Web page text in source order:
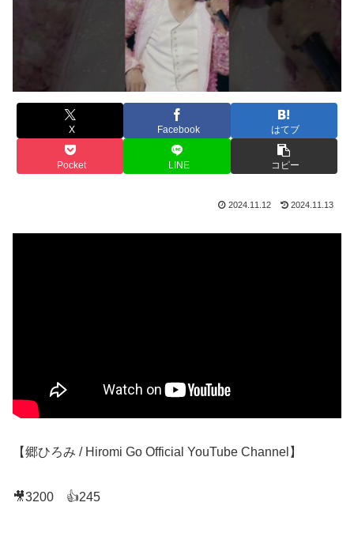
X Facebook はてブ
Pocket LINE コピー
2024.11.12 2024.11.13
【郷ひろみ / Hiromi Go Official YouTube Channel】
🎥3200 👍245